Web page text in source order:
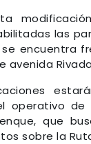
las
se encuentra
avenida
operativo de
que
sobre la